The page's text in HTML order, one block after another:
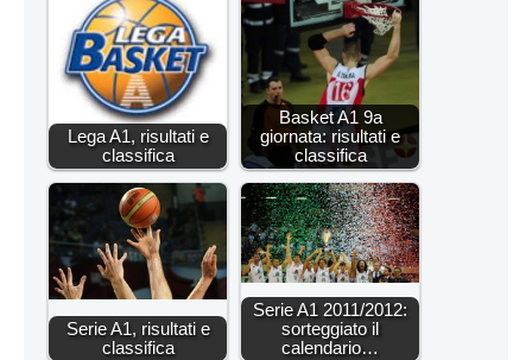
Lega A1, risultati e
classifica
Basket A1 9a
giornata: risultati e
classifica
Serie A1, risultati e
classifica
Serie A1 2011/2012:
sorteggiato il
calendario…